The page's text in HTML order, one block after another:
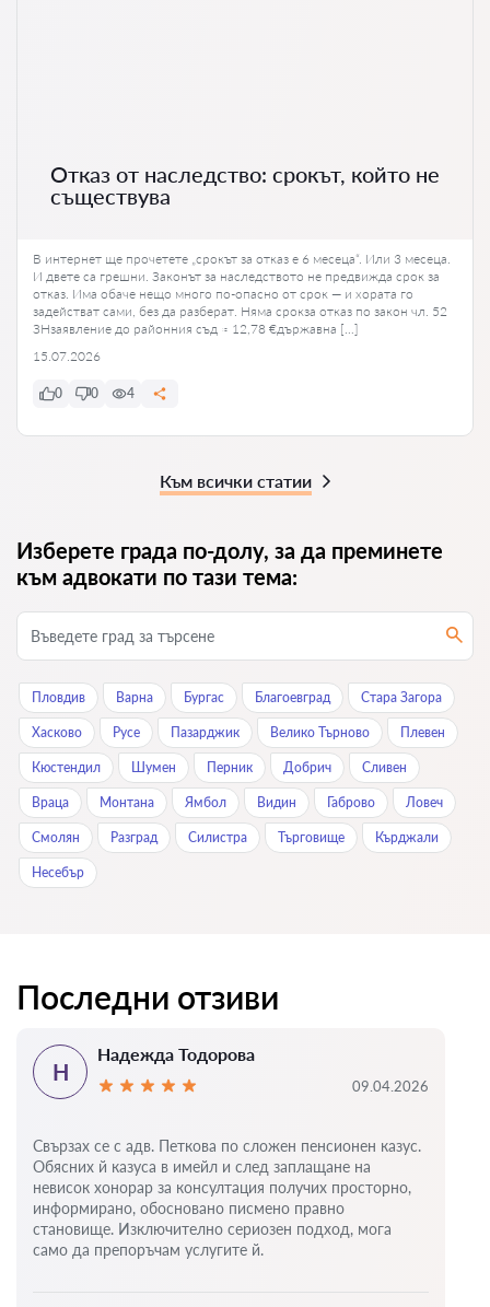
Отказ от наследство: срокът, който не
съществува
В интернет ще прочетете „срокът за отказ е 6 месеца“. Или 3 месеца.
И двете са грешни. Законът за наследството не предвижда срок за
отказ. Има обаче нещо много по-опасно от срок — и хората го
задействат сами, без да разберат. Няма срокза отказ по закон чл. 52
ЗНзаявление до районния съд ≈ 12,78 €държавна […]
15.07.2026
0 0 4
Към всички статии
Изберете града по-долу, за да преминете
към адвокати по тази тема:
Пловдив Варна Бургас Благоевград Стара Загора
Хасково Русе Пазарджик Велико Търново Плевен
Кюстендил Шумен Перник Добрич Сливен
Враца Монтана Ямбол Видин Габрово Ловеч
Смолян Разград Силистра Търговище Кърджали
Нeсeбър
Последни отзиви
Н
Надежда Тодорова
09.04.2026
Свързах се с адв. Петкова по сложен пенсионен казус.
Обясних й казуса в имейл и след заплащане на
невисок хонорар за консултация получих просторно,
информирано, обосновано писмено правно
становище. Изключително сериозен подход, мога
само да препоръчам услугите й.